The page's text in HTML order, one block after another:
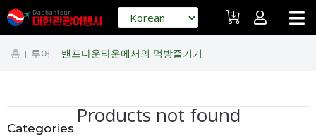
홈 | 투어 | 밴프다운타운에서의 먹방즐기기
Categories
Products not found